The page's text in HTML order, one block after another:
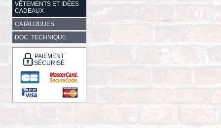
VÊTEMENTS ET IDÉES
CADEAUX
CATALOGUES
DOC. TECHNIQUE
PAIEMENT
SÉCURISÉ